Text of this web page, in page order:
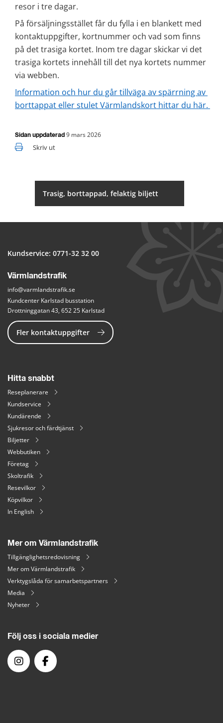
Trasig, borttappad, felaktig biljett
resor i tre dagar.
På försäljningsstället får du fylla i en blankett med
kontaktuppgifter, kortnummer och vad som finns
på det trasiga kortet. Inom tre dagar skickar vi det
trasiga kortets innehåll till det nya kortets nummer
via webben.
Information och hur du går tillväga av spärrning av
Sidan uppdaterad 9 mars 2026
Skriv ut
Kundservice: 0771-32 32 00
Värmlandstrafik
info@varmlandstrafik.se
Kundcenter Karlstad busstation
Drottninggatan 43, 652 25 Karlstad
Fler kontaktuppgifter
Hitta snabbt
Reseplanerare
Kundservice
Kundärende
Sjukresor och färdtjänst
Biljetter
Webbutiken
Företag
Skoltrafik
Resevilkor
Köpvilkor
In English
Mer om Värmlandstrafik
Tillgänglighetsredovisning
Mer om Värmlandstrafik
Verktygslåda för samarbetspartners
Media
Nyheter
Följ oss i sociala medier